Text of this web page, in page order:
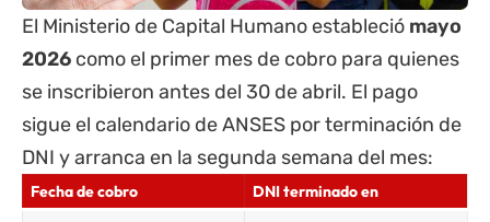
El Ministerio de Capital Humano estableció mayo
2026 como el primer mes de cobro para quienes
se inscribieron antes del 30 de abril. El pago
sigue el calendario deANSES por terminación de
DNI y arranca en la segunda semana del mes:
Fecha de cobro DNI terminado en